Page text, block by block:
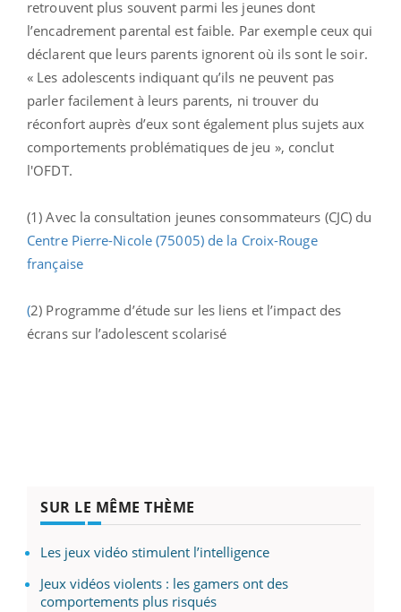
retrouvent plus souvent parmi les jeunes dont
l’encadrement parental est faible. Par exemple ceux qui
déclarent que leurs parents ignorent où ils sont le soir.
« Les adolescents indiquant qu’ils ne peuvent pas
parler facilement à leurs parents, ni trouver du
réconfort auprès d’eux sont également plus sujets aux
comportements problématiques de jeu », conclut
l'OFDT.
(1) Avec la consultation jeunes consommateurs (CJC) du
Centre Pierre-Nicole (75005) de la Croix-Rouge
française
(2) Programme d’étude sur les liens et l’impact des
écrans sur l’adolescent scolarisé
SUR LE MÊME THÈME
Les jeux vidéo stimulent l’intelligence
Jeux vidéos violents : les gamers ont des
comportements plus risqués